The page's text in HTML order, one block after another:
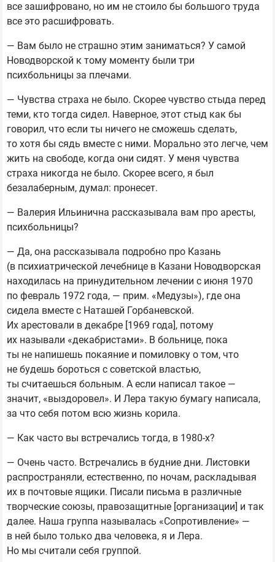
все зашифровано, но им не стоило бы большого труда
все это расшифровать.
— Вам было не страшно этим заниматься? У самой
Новодворской к тому моменту были три
психбольницы за плечами.
— Чувства страха не было. Скорее чувство стыда перед
теми, кто тогда сидел. Наверное, этот стыд как бы
говорил, что если ты ничего не сможешь сделать,
то хотя бы сядь вместе с ними. Морально это легче, чем
жить на свободе, когда они сидят. У меня чувства
страха никогда не было. Скорее всего, я был
безалаберным, думал: пронесет.
— Валерия Ильинична рассказывала вам про аресты,
психбольницы?
— Да, она рассказывала подробно про Казань
(в психиатрической лечебнице в Казани Новодворская
находилась на принудительном лечении с июня 1970
по февраль 1972 года, — прим. «Медузы»), где она
сидела вместе с Наташей Горбаневской.
Их арестовали в декабре [1969 года], потому
их называли «декабристами». В больнице, пока
ты не напишешь покаяние и помиловку о том, что
не будешь бороться с советской властью,
ты считаешься больным. А если написал такое —
значит, «выздоровел». И Лера такую бумагу написала,
за что себя потом всю жизнь корила.
— Как часто вы встречались тогда, в 1980-х?
— Очень часто. Встречались в будние дни. Листовки
распространяли, естественно, по ночам, раскладывая
их в почтовые ящики. Писали письма в различные
творческие союзы, правозащитные [организации] и так
далее. Наша группа называлась «Сопротивление» —
в ней было только два человека, я и Лера.
Но мы считали себя группой.